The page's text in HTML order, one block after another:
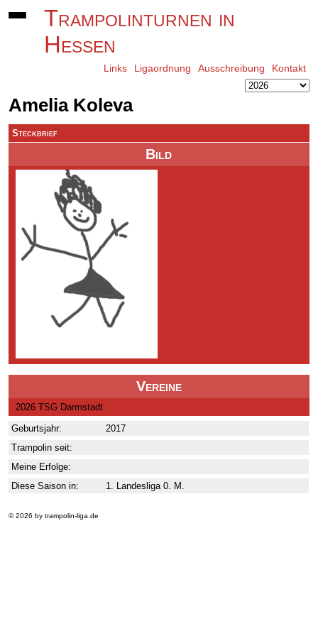
Trampolinturnen in
Hessen
Links Ligaordnung Ausschreibung Kontakt
Amelia Koleva
Bild
Vereine
2026 TSG Darmstadt
Steckbrief
Geburtsjahr:
2017
Trampolin seit:
Meine Erfolge:
Diese Saison in:
1. Landesliga 0. M.
© 2026 by trampolin-liga.de